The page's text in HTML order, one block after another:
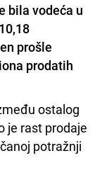
bila vodeća u
prošle
prodatih
ostalog
je rast prodaje
potražnji